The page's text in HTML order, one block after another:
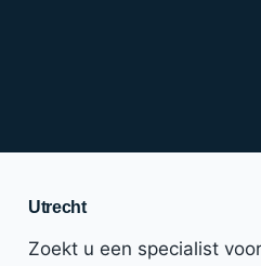
Utrecht
Zoekt u een specialist